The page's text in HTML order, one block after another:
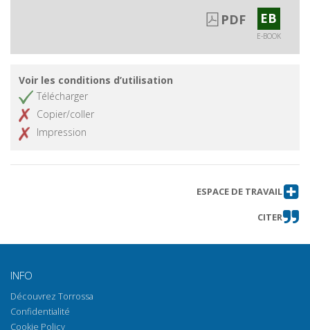
PDF EB
E-BOOK
Voir les conditions d’utilisation
Télécharger
Copier/coller
Impression
ESPACE DE TRAVAIL
CITER
INFO
Découvrez Torrossa
Confidentialité
Cookie Policy